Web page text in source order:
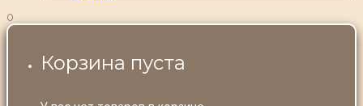
0
Корзина пуста